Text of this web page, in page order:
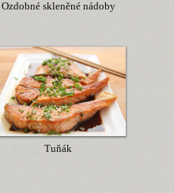
Ozdobné skleněné nádoby
Tuňák